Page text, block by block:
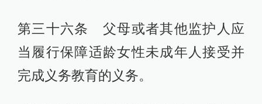
第三十六条 父母或者其他监护人应
当履行保障适龄女性未成年人接受并
完成义务教育的义务。